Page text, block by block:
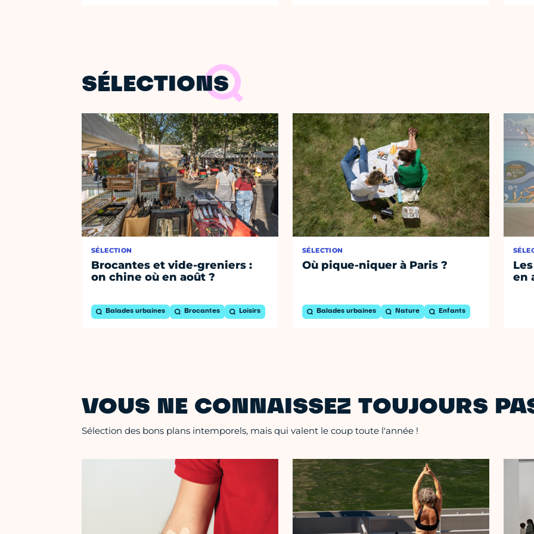
SÉLECTIONS
SÉLECTION
Brocantes et vide-greniers :
on chine où en août ?
Balades urbaines Brocantes Loisirs
SÉLECTION
Où pique-niquer à Paris ?
Balades urbaines Nature Enfants
en
VOUS NE CONNAISSEZ TOUJOURS
Sélection des bons plans intemporels, mais qui valent le coup toute l'année !